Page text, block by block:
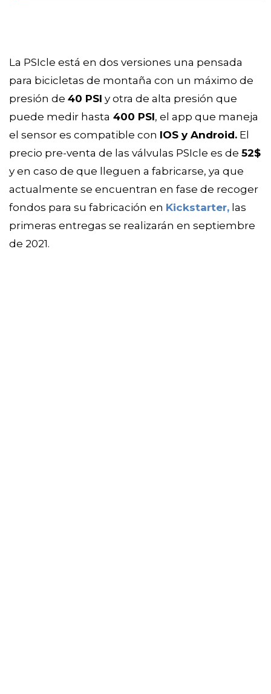
La PSIcle está en dos versiones una pensada
para bicicletas de montaña con un máximo de
presión de 40 PSI y otra de alta presión que
puede medir hasta 400 PSI, el app que maneja
el sensor es compatible con IOS y Android. El
precio pre-venta de las válvulas PSIcle es de 52$
y en caso de que lleguen a fabricarse, ya que
actualmente se encuentran en fase de recoger
fondos para su fabricación en Kickstarter, las
primeras entregas se realizarán en septiembre
de 2021.